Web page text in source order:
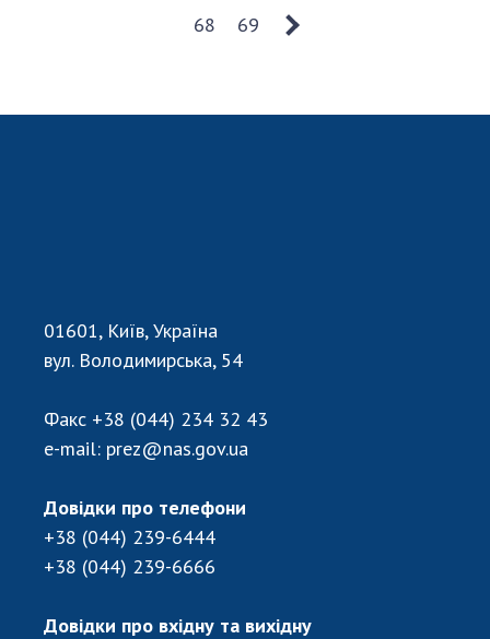
68
69
01601, Київ, Україна
вул. Володимирська, 54
Факс +38 (044) 234 32 43
e-mail: prez@nas.gov.ua
Довідки про телефони
+38 (044) 239-6444
+38 (044) 239-6666
Довідки про вхідну та вихідну